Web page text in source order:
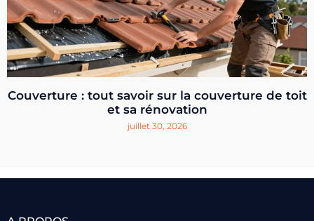
Couverture : tout savoir sur la couverture de toit
et sa rénovation
juillet 30, 2026